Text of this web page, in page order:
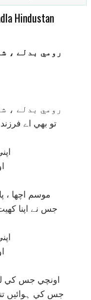
Hijaz Baang e Dra
Hindustan
رومي بدلے ،
رومي بدلے ،
تو بھي اے
موسم اچھا ،
جس نے اپنا
اونچي جس کي
جس کي ہوائيں